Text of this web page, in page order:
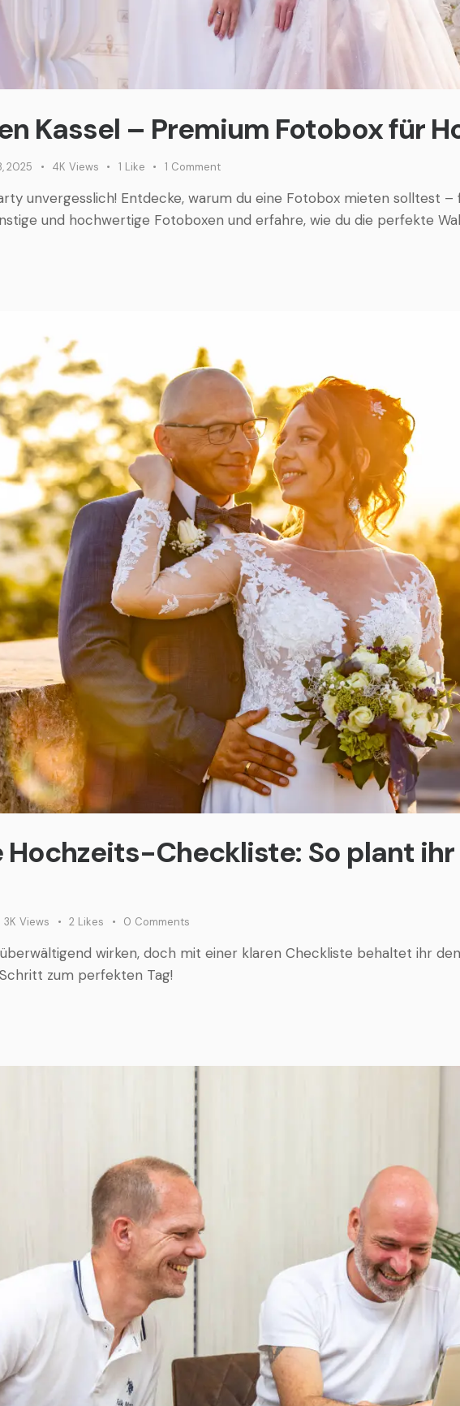
Kassel – Premium Fotobox für
2025 4K Views 1 Like 1 Comment
unvergesslich! Entdecke, warum du eine Fotobox mieten solltest
und hochwertige Fotoboxen und erfahre, wie du die perfekte
Checkliste: So plant
3K Views 2 Likes 0 Comments
wirken, doch mit einer klaren Checkliste behaltet ihr
zum perfekten Tag!